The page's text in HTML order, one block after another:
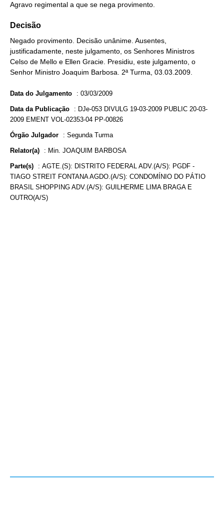
Agravo regimental a que se nega provimento.
Decisão
Negado provimento. Decisão unânime. Ausentes,
justificadamente, neste julgamento, os Senhores Ministros
Celso de Mello e Ellen Gracie. Presidiu, este julgamento, o
Senhor Ministro Joaquim Barbosa. 2ª Turma, 03.03.2009.
Data do Julgamento : 03/03/2009
Data da Publicação : DJe-053 DIVULG 19-03-2009 PUBLIC 20-03-
2009 EMENT VOL-02353-04 PP-00826
Órgão Julgador : Segunda Turma
Relator(a) : Min. JOAQUIM BARBOSA
Parte(s) : AGTE.(S): DISTRITO FEDERAL ADV.(A/S): PGDF -
TIAGO STREIT FONTANA AGDO.(A/S): CONDOMÍNIO DO PÁTIO
BRASIL SHOPPING ADV.(A/S): GUILHERME LIMA BRAGA E
OUTRO(A/S)